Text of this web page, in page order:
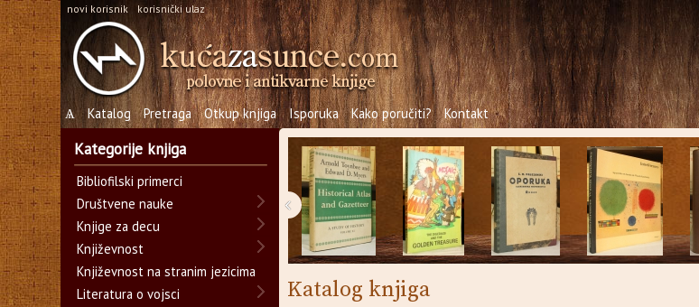
novi korisnik korisnički ulaz
Ѧ Katalog Pretraga Otkup knjiga Isporuka Kako poručiti? Kontakt
‹
Katalog knjiga
Kategorije knjiga
Bibliofilski primerci
Društvene nauke
Knjige za decu
Književnost
Književnost na stranim jezicima
Literatura o vojsci